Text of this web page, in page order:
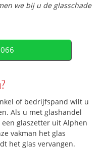
we bij u de glasschade
of bedrijfspand wilt u
Als u met glashandel
glaszetter uit Alphen
vakman het glas
het glas vervangen.